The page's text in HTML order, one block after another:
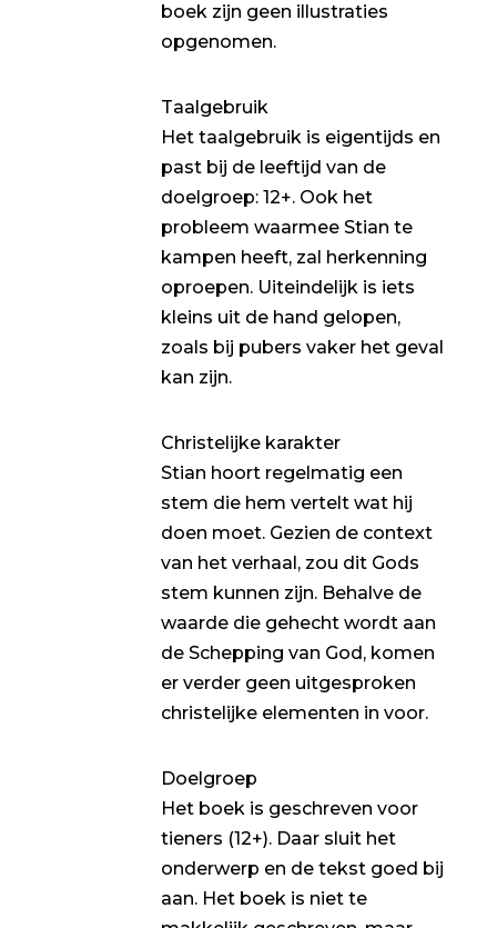
boek zijn geen illustraties
opgenomen.
Taalgebruik
Het taalgebruik is eigentijds en
past bij de leeftijd van de
doelgroep: 12+. Ook het
probleem waarmee Stian te
kampen heeft, zal herkenning
oproepen. Uiteindelijk is iets
kleins uit de hand gelopen,
zoals bij pubers vaker het geval
kan zijn.
Christelijke karakter
Stian hoort regelmatig een
stem die hem vertelt wat hij
doen moet. Gezien de context
van het verhaal, zou dit Gods
stem kunnen zijn. Behalve de
waarde die gehecht wordt aan
de Schepping van God, komen
er verder geen uitgesproken
christelijke elementen in voor.
Doelgroep
Het boek is geschreven voor
tieners (12+). Daar sluit het
onderwerp en de tekst goed bij
aan. Het boek is niet te